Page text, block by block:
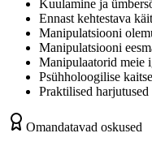
Kuulamine ja
Ennast kehtestava
Manipulatsiooni
Manipulatsiooni
Manipulaatorid meie
Psühholoogilise
Praktilised
Omandatavad oskused